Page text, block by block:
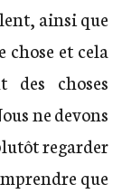
ainsi que
chose et cela
des choses
ne devons
regarder
que